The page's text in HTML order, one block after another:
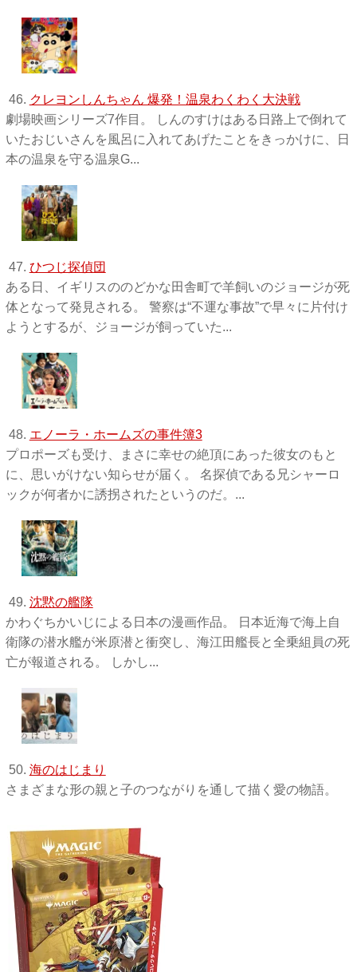
46. クレヨンしんちゃん 爆発！温泉わくわく大決戦
劇場映画シリーズ7作目。 しんのすけはある日路上で倒れて
いたおじいさんを風呂に入れてあげたことをきっかけに、日
本の温泉を守る温泉G...
47. ひつじ探偵団
ある日、イギリスののどかな田舎町で羊飼いのジョージが死
体となって発見される。 警察は“不運な事故”で早々に片付け
ようとするが、ジョージが飼っていた...
48. エノーラ・ホームズの事件簿3
プロポーズも受け、まさに幸せの絶頂にあった彼女のもと
に、思いがけない知らせが届く。 名探偵である兄シャーロ
ックが何者かに誘拐されたというのだ。...
49. 沈黙の艦隊
かわぐちかいじによる日本の漫画作品。 日本近海で海上自
衛隊の潜水艦が米原潜と衝突し、海江田艦長と全乗組員の死
亡が報道される。 しかし...
50. 海のはじまり
さまざまな形の親と子のつながりを通して描く愛の物語。